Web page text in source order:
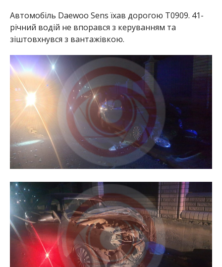
Автомобіль Daewoo Sens їхав дорогою Т0909. 41-
річний водій не впорався з керуванням та
зіштовхнувся з вантажівкою.